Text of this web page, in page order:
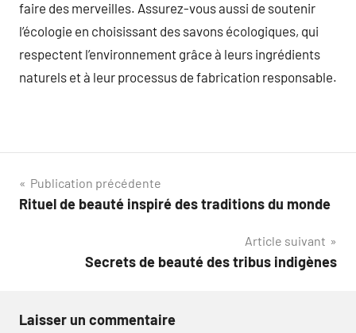
faire des merveilles. Assurez-vous aussi de soutenir
l’écologie en choisissant des savons écologiques, qui
respectent l’environnement grâce à leurs ingrédients
naturels et à leur processus de fabrication responsable.
Navigation
de
Publication précédente
Rituel de beauté inspiré des traditions du monde
Article suivant
Secrets de beauté des tribus indigènes
Laisser un commentaire